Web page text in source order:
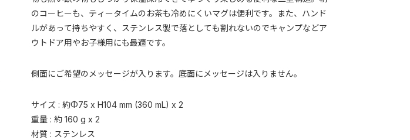
のコーヒーも、ティータイムのお茶も冷めにくいマグは便利です。また、ハンド
ルがあって持ちやすく、ステンレス製で落としても割れないのでキャンプなどア
ウトドア用やお子様用にも最適です。
側面にご希望のメッセージが入ります。底面にメッセージは入りません。
サイズ : 約Φ75 x H104 mm (360 mL) x 2
重量 : 約 160 g x 2
材質 : ステンレス